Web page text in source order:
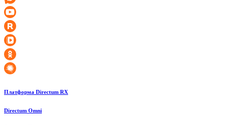
Платформа Directum RX
Directum Omni